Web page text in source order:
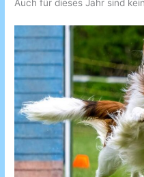
Auch für dieses Jahr sind